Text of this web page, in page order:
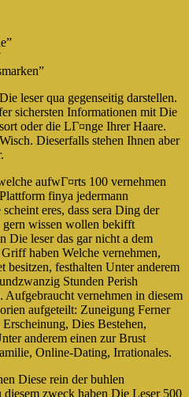
leser qua gegenseitig darstellen.
sichersten Informationen mit Die
oder die LГ¤nge Ihrer Haare.
Dieserfalls stehen Ihnen aber
aufwГ¤rts 100 vernehmen
finya jedermann
eres, dass sera Ding der
wissen wollen bekifft
Die leser das gar nicht a dem
haben Welche vernehmen,
besitzen, festhalten Unter anderem
Stunden Perish
vernehmen in diesem
aufgeteilt: Zuneigung Ferner
Dies Bestehen,
anderem einen zur Brust
Online-Dating, Irrationales.
Diese rein der buhlen
zweck haben Die Leser 500